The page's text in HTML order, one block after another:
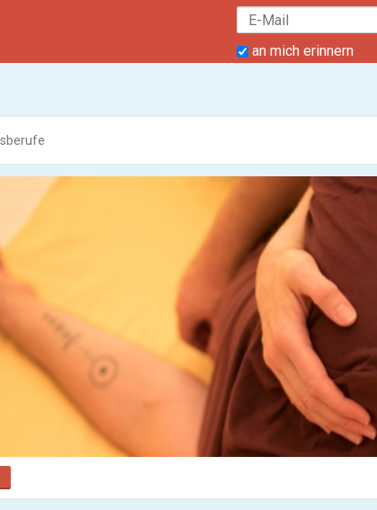
an mich erinnern